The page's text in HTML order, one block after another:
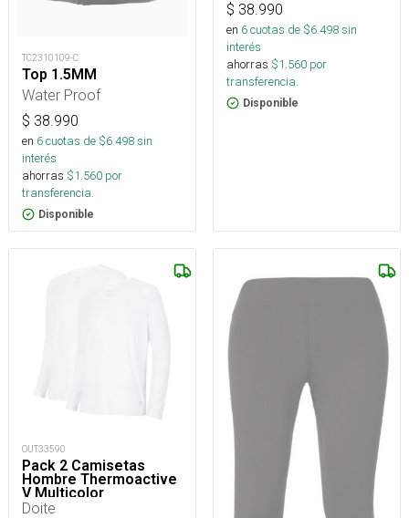
TC2310109-C
Top 1.5MM
Water Proof
$ 38.990
en 6cuotas de $6.498sin
interés
ahorras $1.560 por
transferencia.
Disponible
$ 38.990
en 6cuotas de $6.498sin
interés
ahorras $1.560 por
transferencia.
Disponible
OUT33590
Pack 2 Camisetas
Hombre Thermoactive
V Multicolor
Doite